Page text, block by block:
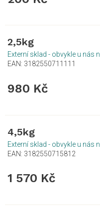
2,5kg
Externí sklad - obvykle u nás
EAN: 3182550711111
980 Kč
4,5kg
Externí sklad - obvykle u nás
EAN: 3182550715812
1 570 Kč